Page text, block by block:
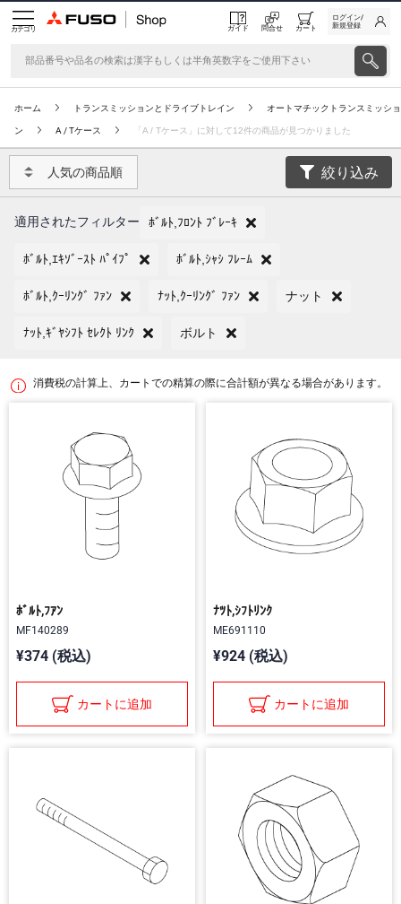
カテゴリ ガイド 問合せ カート
ログイン/
新規登録
ホーム トランスミッションとドライブトレイン オートマチックトランスミッショ
ン A / Tケース 「A / Tケース」に対して12件の商品が見つかりました
人気の商品順 絞り込み
適用されたフィルター ﾎﾞﾙﾄ,ﾌﾛﾝﾄ ﾌﾞﾚｰｷ
ﾎﾞﾙﾄ,ｴｷｿﾞｰｽﾄ ﾊﾟｲﾌﾟ ﾎﾞﾙﾄ,ｼｬｼ ﾌﾚｰﾑ
ﾎﾞﾙﾄ,ｸｰﾘﾝｸﾞ ﾌｧﾝ ﾅｯﾄ,ｸｰﾘﾝｸﾞ ﾌｧﾝ ナット
ﾅｯﾄ,ｷﾞﾔｼﾌﾄ ｾﾚｸﾄ ﾘﾝｸ ボルト
消費税の計算上、カートでの精算の際に合計額が異なる場合があります。
ﾎﾞﾙﾄ,ﾌｱﾝ
MF140289
¥374 (税込)
カートに追加
ﾅﾂﾄ,ｼﾌﾄﾘﾝｸ
ME691110
¥924 (税込)
カートに追加